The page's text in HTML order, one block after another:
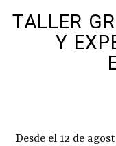
TALLER
Y
Desde el 12 de